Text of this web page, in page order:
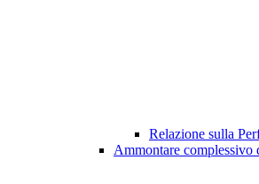
Relazione sulla
Ammontare complessivo